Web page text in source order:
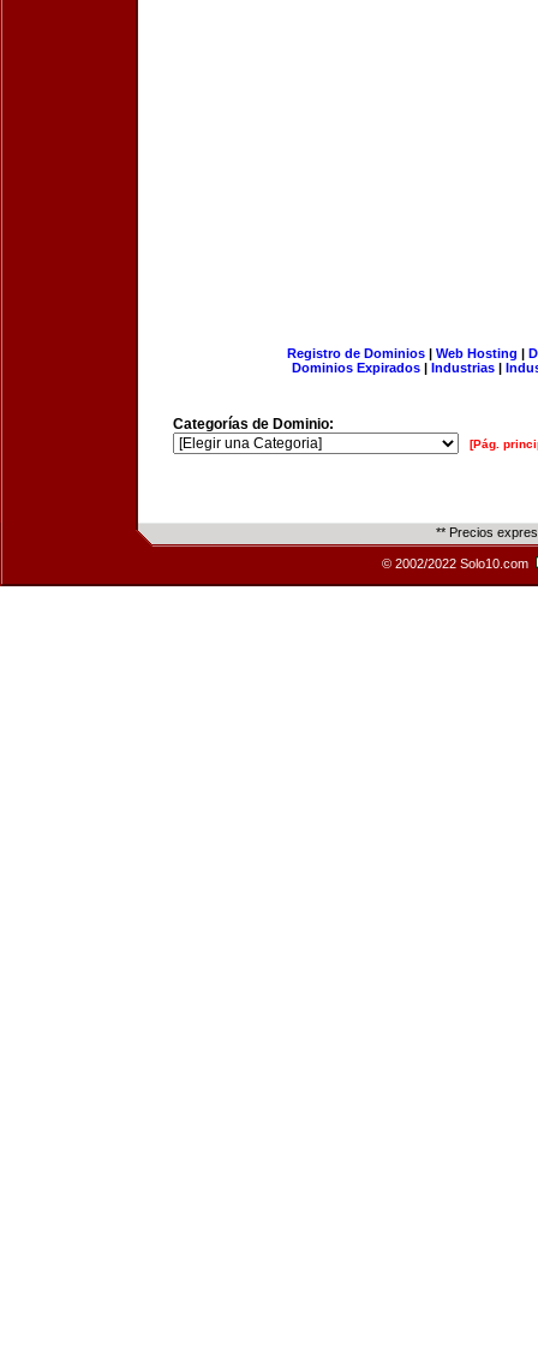
Registro de Dominios| Web Hosting |
Dominios Expirados | Industrias |
Categorías de Dominio:
[Pág.
** Precios
© 2002/2022 Solo10.com